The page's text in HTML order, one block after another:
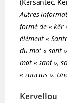
(Kersantec,
Autres
formé de « kêr
élément «
du mot « sant
mot « sant »,
« sanctus ».
Kervellou